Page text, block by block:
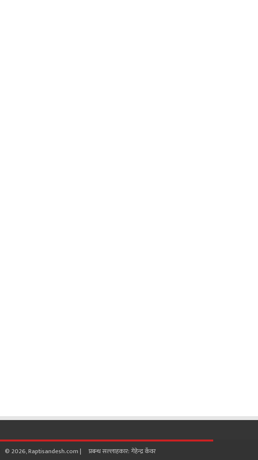
© 2026, Raptisandesh.com | प्रबन्ध सल्लाहकार: गेहेन्द्र कँवर